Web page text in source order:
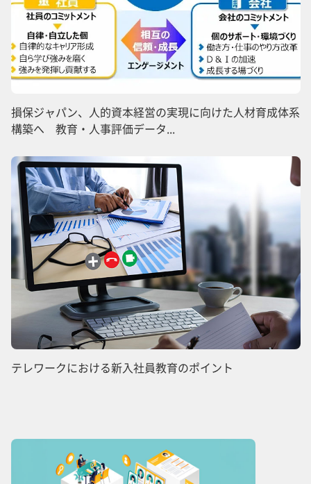
損保ジャパン、人的資本経営の実現に向けた人材育成体系
構築へ 教育・人事評価データ...
テレワークにおける新入社員教育のポイント